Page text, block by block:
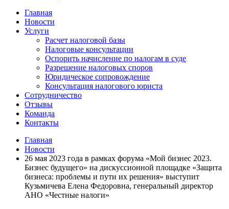
Главная
Новости
Услуги
Расчет налоговой базы
Налоговые консультации
Оспорить начисление по налогам в суде
Разрешение налоговых споров
Юридическое сопровождение
Консультация налогового юриста
Сотрудничество
Отзывы
Команда
Контакты
Главная
Новости
26 мая 2023 года в рамках форума «Мой бизнес 2023.
Бизнес будущего» на дискуссионной площадке «Защита
бизнеса: проблемы и пути их решения» выступит
Кузьмичева Елена Федоровна, генеральный директор
АНО «Честные налоги»